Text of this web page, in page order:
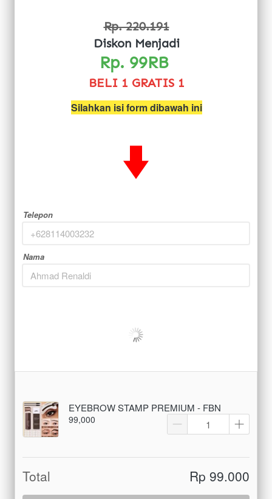
Rp. 220.191
Diskon Menjadi
Rp. 99RB
BELI 1 GRATIS 1
Silahkan isi form dibawah ini
Telepon
Nama
EYEBROW STAMP PREMIUM - FBN
99,000
Total Rp 99.000